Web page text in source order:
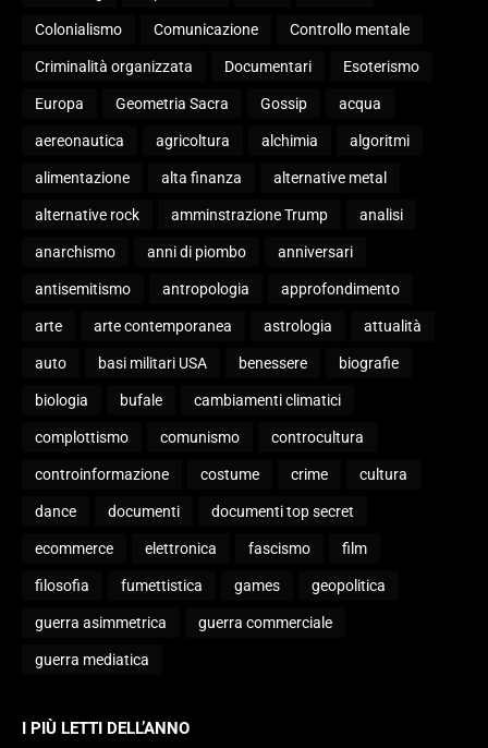
Colonialismo Comunicazione Controllo mentale
Criminalità organizzata Documentari Esoterismo
Europa Geometria Sacra Gossip acqua
aereonautica agricoltura alchimia algoritmi
alimentazione alta finanza alternative metal
alternative rock amminstrazione Trump analisi
anarchismo anni di piombo anniversari
antisemitismo antropologia approfondimento
arte arte contemporanea astrologia attualità
auto basi militari USA benessere biografie
biologia bufale cambiamenti climatici
complottismo comunismo controcultura
controinformazione costume crime cultura
dance documenti documenti top secret
ecommerce elettronica fascismo film
filosofia fumettistica games geopolitica
guerra asimmetrica guerra commerciale
guerra mediatica
I PIÙ LETTI DELL’ANNO